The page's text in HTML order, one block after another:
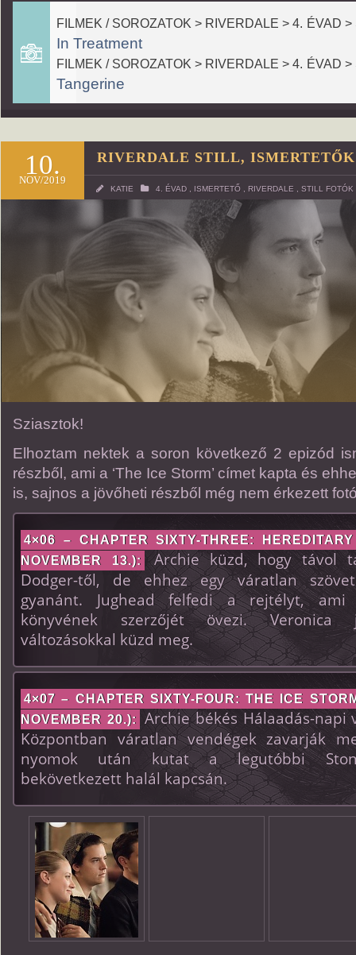
FILMEK / SOROZATOK > RIVERDALE > 4. ÉVAD
In Treatment
FILMEK / SOROZATOK > RIVERDALE > 4. ÉVAD
Tangerine
10.
NOV/2019
RIVERDALE STILL, ISMERTETŐK
KATIE 4. ÉVAD ISMERTETŐ RIVERDALE STILL FOTÓK
Sziasztok!
Elhoztam nektek a soron következő 2 epizód
részből, ami a ‘The Ice Storm’ címet kapta és
is, sajnos a jövőheti részből még nem érkezett
4×06 – CHAPTER SIXTY-THREE:
NOVEMBER 13.):
Archie küzd, hogy távol
Dodger-től, de ehhez egy váratlan
gyanánt. Jughead felfedi a rejtélyt, ami
könyvének szerzőjét övezi. Veronica
változásokkal küzd meg.
4×07 – CHAPTER SIXTY-FOUR: THE ICE
NOVEMBER 20.):
Archie békés Hálaadás-napi
Központban váratlan vendégek zavarják
nyomok után kutat a legutóbbi
bekövetkezett halál kapcsán.